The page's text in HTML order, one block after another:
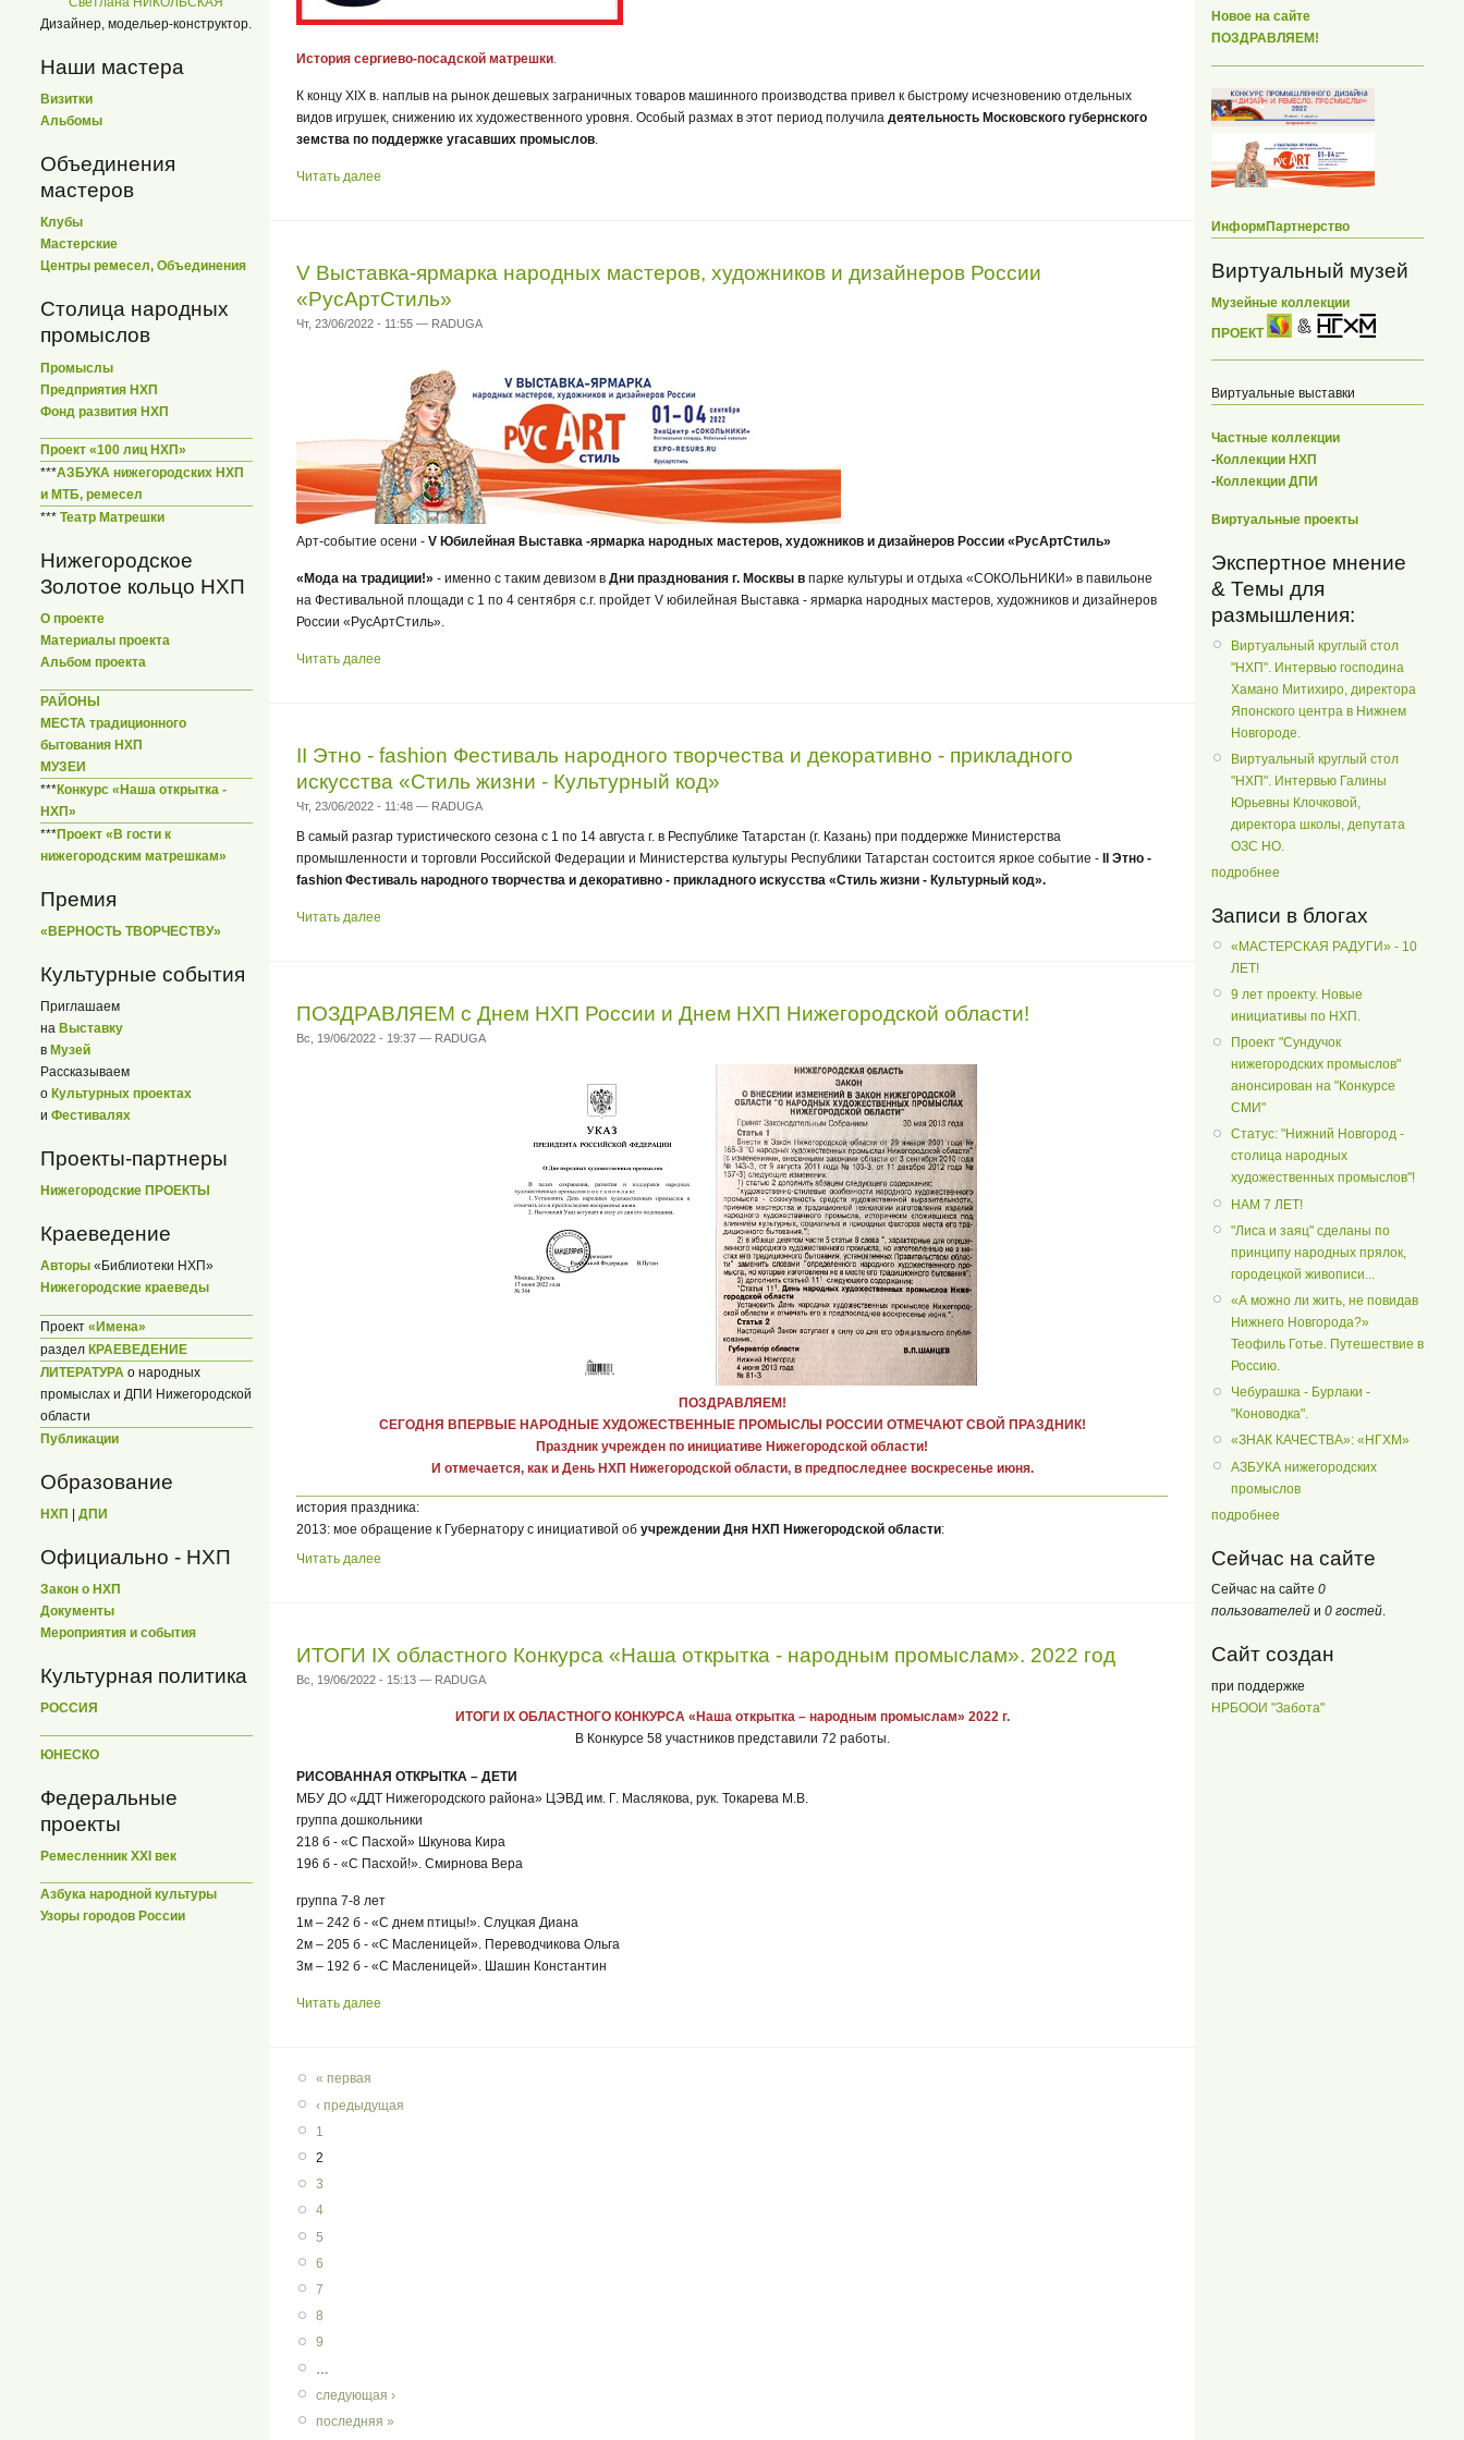
Дизайнер, модельер-конструктор.
Наши мастера
Визитки
Альбомы
Объединения
мастеров
Клубы
Мастерские
Центры ремесел, Объединения
Столица народных
промыслов
Промыслы
Предприятия НХП
Фонд развития НХП
Проект «100 лиц НХП»
***АЗБУКА нижегородских НХП
и МТБ, ремесел
*** Театр Матрешки
Нижегородское
Золотое кольцо НХП
О проекте
Материалы проекта
Альбом проекта
РАЙОНЫ
МЕСТА традиционного
бытования НХП
МУЗЕИ
***Конкурс «Наша открытка -
НХП»
***Проект «В гости к
нижегородским матрешкам»
Премия
«ВЕРНОСТЬ ТВОРЧЕСТВУ»
Культурные события
Приглашаем
на Выставку
в Музей
Рассказываем
о Культурных проектах
и Фестивалях
Проекты-партнеры
Нижегородские ПРОЕКТЫ
Краеведение
Авторы «Библиотеки НХП»
Нижегородские краеведы
Проект «Имена»
раздел КРАЕВЕДЕНИЕ
ЛИТЕРАТУРА о народных
промыслах и ДПИ Нижегородской
области
Публикации
Образование
НХП | ДПИ
Официально - НХП
Закон о НХП
Документы
Мероприятия и события
Культурная политика
РОССИЯ
ЮНЕСКО
Федеральные
проекты
Ремесленник XXI век
Азбука народной культуры
Узоры городов России
История сергиево-посадской матрешки
К концу XIX в. наплыв на рынок дешевых заграничных товаров машинного производства привел к быстрому исчезновению отдельных
видов игрушек, снижению их художественного уровня. Особый размах в этот период получила деятельность Московского губернского
земства по поддержке угасавших промыслов.
Читать далее
V Выставка-ярмарка народных мастеров, художников и дизайнеров России
«РусАртСтиль»
Чт, 23/06/2022 - 11:55 — RADUGA
Арт-событие осени - V Юбилейная Выставка -ярмарка народных мастеров, художников и дизайнеров России «РусАртСтиль»
«Мода на традиции!» - именно с таким девизом в Дни празднования г. Москвы в парке культуры и отдыха «СОКОЛЬНИКИ» в павильоне
на Фестивальной площади с 1 по 4 сентября с.г. пройдет V юбилейная Выставка - ярмарка народных мастеров, художников и дизайнеров
России «РусАртСтиль».
Читать далее
II Этно - fashion Фестиваль народного творчества и декоративно - прикладного
искусства «Стиль жизни - Культурный код»
Чт, 23/06/2022 - 11:48 — RADUGA
В самый разгар туристического сезона с 1 по 14 августа г. в Республике Татарстан (г. Казань) при поддержке Министерства
промышленности и торговли Российской Федерации и Министерства культуры Республики Татарстан состоится яркое событие - II Этно -
fashion Фестиваль народного творчества и декоративно - прикладного искусства «Стиль жизни - Культурный код».
Читать далее
ПОЗДРАВЛЯЕМ с Днем НХП России и Днем НХП Нижегородской области!
Вс, 19/06/2022 - 19:37 — RADUGA
ПОЗДРАВЛЯЕМ!
СЕГОДНЯ ВПЕРВЫЕ НАРОДНЫЕ ХУДОЖЕСТВЕННЫЕ ПРОМЫСЛЫ РОССИИ ОТМЕЧАЮТ СВОЙ ПРАЗДНИК!
Праздник учрежден по инициативе Нижегородской области!
И отмечается, как и День НХП Нижегородской области, в предпоследнее воскресенье июня.
история праздника:
2013: мое обращение к Губернатору с инициативой об учреждении Дня НХП Нижегородской области:
Читать далее
ИТОГИ IX областного Конкурса «Наша открытка - народным промыслам». 2022 год
Вс, 19/06/2022 - 15:13 — RADUGA
ИТОГИ IX ОБЛАСТНОГО КОНКУРСА «Наша открытка – народным промыслам» 2022 г.
В Конкурсе 58 участников представили 72 работы.
РИСОВАННАЯ ОТКРЫТКА – ДЕТИ
МБУ ДО «ДДТ Нижегородского района» ЦЭВД им. Г. Маслякова, рук. Токарева М.В.
группа дошкольники
218 б - «С Пасхой» Шкунова Кира
196 б - «С Пасхой!». Смирнова Вера
группа 7-8 лет
1м – 242 б - «С днем птицы!». Слуцкая Диана
2м – 205 б - «С Масленицей». Переводчикова Ольга
3м – 192 б - «С Масленицей». Шашин Константин
Читать далее
« первая
‹ предыдущая
1
2
3
4
5
6
7
8
9
следующая ›
последняя »
Новое на сайте
ПОЗДРАВЛЯЕМ!
ИнформПартнерство
Виртуальный музей
Музейные коллекции
ПРОЕКТ
Виртуальные выставки
Частные коллекции
-Коллекции НХП
-Коллекции ДПИ
Виртуальные проекты
Экспертное мнение
& Темы для
размышления:
Виртуальный круглый стол
"НХП". Интервью господина
Хамано Митихиро, директора
Японского центра в Нижнем
Новгороде.
Виртуальный круглый стол
"НХП". Интервью Галины
Юрьевны Клочковой,
директора школы, депутата
ОЗС НО.
подробнее
Записи в блогах
«МАСТЕРСКАЯ РАДУГИ» - 10
ЛЕТ!
9 лет проекту. Новые
инициативы по НХП.
Проект "Сундучок
нижегородских промыслов"
анонсирован на "Конкурсе
СМИ"
Статус: "Нижний Новгород -
столица народных
художественных промыслов"!
НАМ 7 ЛЕТ!
"Лиса и заяц" сделаны по
принципу народных прялок,
городецкой живописи...
«А можно ли жить, не повидав
Нижнего Новгорода?»
Теофиль Готье. Путешествие в
Россию.
Чебурашка - Бурлаки -
"Коноводка".
«ЗНАК КАЧЕСТВА»: «НГХМ»
АЗБУКА нижегородских
промыслов
подробнее
Сейчас на сайте
Сейчас на сайте 0
пользователей и 0 гостей
Сайт создан
при поддержке
НРБООИ "Забота"